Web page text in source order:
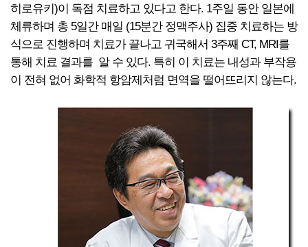
히로유키)이 독점 치료하고 있다고 한다. 1주일 동안 일본에
체류하며 총 5일간 매일 (15분간 정맥주사) 집중 치료하는 방
식으로 진행하며 치료가 끝나고 귀국해서 3주째 CT, MRI를
통해 치료 결과를 알 수 있다. 특히 이 치료는 내성과 부작용
이 전혀 없어 화학적 항암제처럼 면역을 떨어뜨리지 않는다.